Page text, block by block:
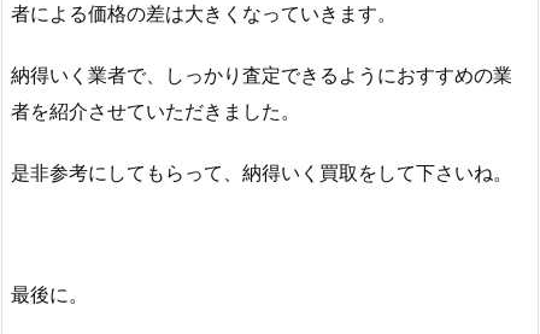
者による価格の差は大きくなっていきます。
納得いく業者で、しっかり査定できるようにおすすめの業
者を紹介させていただきました。
是非参考にしてもらって、納得いく買取をして下さいね。
最後に。